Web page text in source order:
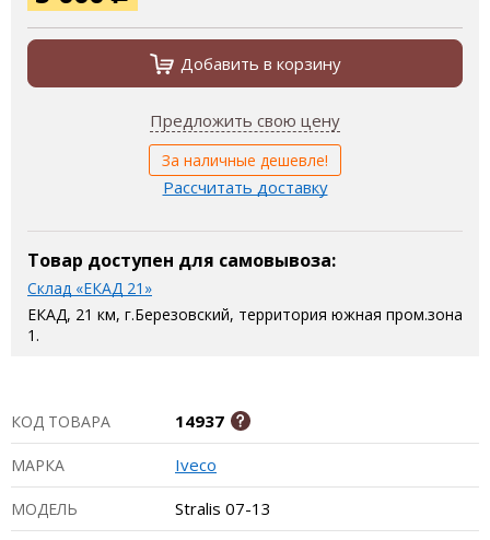
Добавить в корзину
Предложить свою цену
За наличные дешевле!
Рассчитать доставку
Товар доступен для самовывоза:
Склад «ЕКАД 21»
ЕКАД, 21 км, г.Березовский, территория южная пром.зона
1.
КОД ТОВАРА 14937
МАРКА Iveco
МОДЕЛЬ Stralis 07-13